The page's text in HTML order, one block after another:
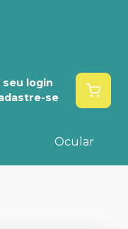
seu login
se
Ocular